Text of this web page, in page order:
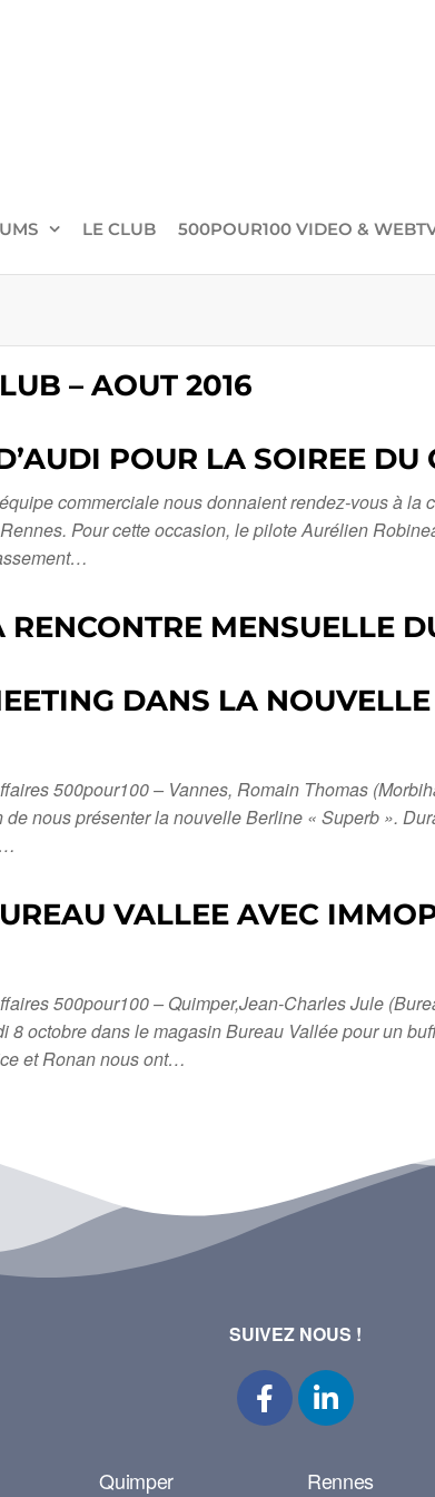
LE CLUB 500POUR100 VIDEO &
– AOUT 2016
POUR LA SOIREE
commerciale nous donnaient rendez-vous à
Pour cette occasion, le pilote Aurélien
MENSUELLE
DANS LA
500pour100 – Vannes, Romain Thomas
nous présenter la nouvelle Berline « Superb ».
VALLEE AVEC
500pour100 – Quimper,Jean-Charles Jule
8 octobre dans le magasin Bureau Vallée pour un
et Ronan nous ont…
SUIVEZ NOUS !
Quimper Rennes